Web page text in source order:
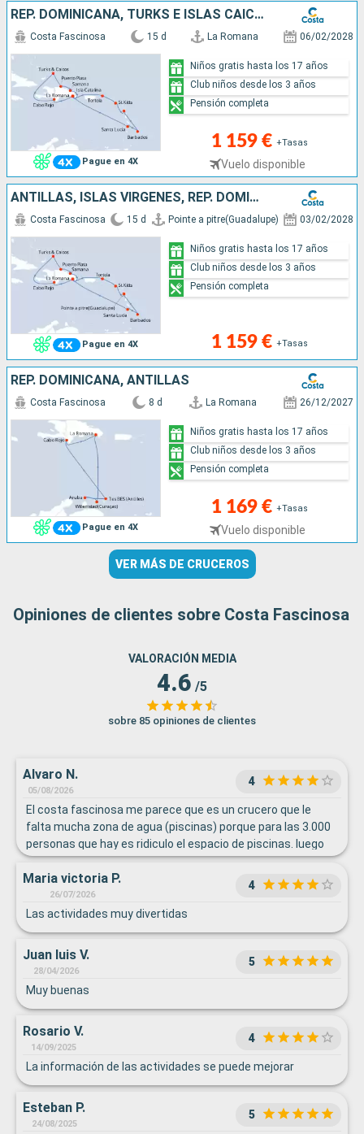
REP. DOMINICANA, TURKS E ISLAS CAICOS, ANTILLAS, ISLAS VÍRGENES
Pague en 4X
Costa Fascinosa 15 d La Romana 06/02/2028
1 159 € +Tasas
Vuelo disponible
Niños gratis hasta los 17 años
Club niños desde los 3 años
Pensión completa
ANTILLAS, ISLAS VÍRGENES, REP. DOMINICANA, TURKS E ISLAS CAICOS
Pague en 4X
Costa Fascinosa 15 d Pointe a pitre(Guadalupe) 03/02/2028
1 159 € +Tasas
Niños gratis hasta los 17 años
Club niños desde los 3 años
Pensión completa
REP. DOMINICANA, ANTILLAS
Pague en 4X
Costa Fascinosa 8 d La Romana 26/12/2027
1 169 € +Tasas
Vuelo disponible
Niños gratis hasta los 17 años
Club niños desde los 3 años
Pensión completa
VER MÁS DE CRUCEROS
Opiniones de clientes sobre Costa Fascinosa
VALORACIÓN MEDIA
4.6 /5
sobre 85 opiniones de clientes
Alvaro N.
05/08/2026
4
El costa fascinosa me parece que es un crucero que le
falta mucha zona de agua (piscinas) porque para las 3.000
personas que hay es ridiculo el espacio de piscinas. luego
como comentaba anteriormente es un crucero que se hace
agobiante por la gente porque en las barras, piscinas,
restarantes la sensación de estar rodeado de gente es
permantene y se tarda tiempo en pedir comida/bebida o
incluso coger ascensores. Pese a ello la organización del
personal y el trabajo de los empleados hace que la
experiencia sea casi inmejorable y por eso le doy un 8, el
mas positivo del barco aunque también tiene la pega de que
la estetica en general del barco es un poco antigua.
Maria victoria P.
26/07/2026
4
Las actividades muy divertidas
Juan luis V.
28/04/2026
5
Muy buenas
Rosario V.
14/09/2025
4
La información de las actividades se puede mejorar
Esteban P.
24/08/2025
5